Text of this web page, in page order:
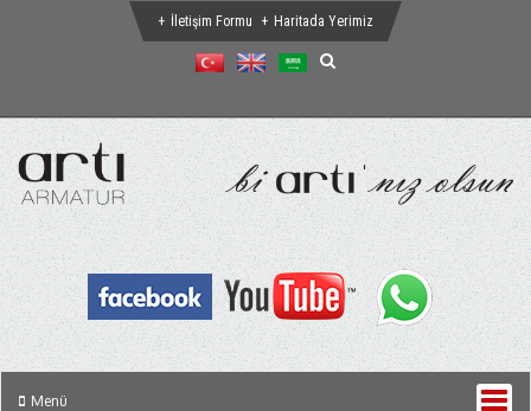
İletişim Formu Haritada Yerimiz
Menü